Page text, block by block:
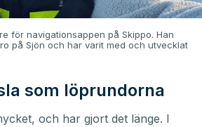
för navigationsappen på Skippo. Han
på Sjön och har varit med och utvecklat
som löprundorna
och har gjort det länge. I